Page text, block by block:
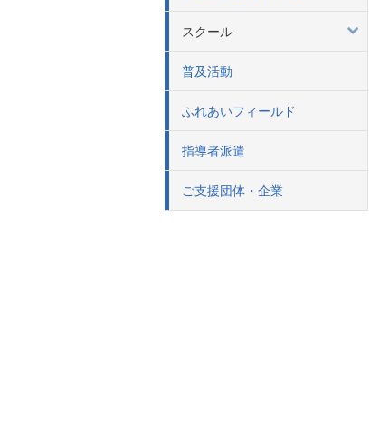
スクール
普及活動
ふれあいフィールド
指導者派遣
ご支援団体・企業